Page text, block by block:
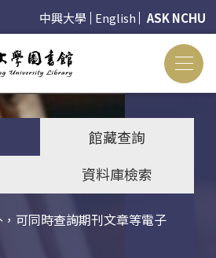
中興大學 English ASK NCHU
館藏查詢
資料庫檢索
可同時查詢期刊文章等電子